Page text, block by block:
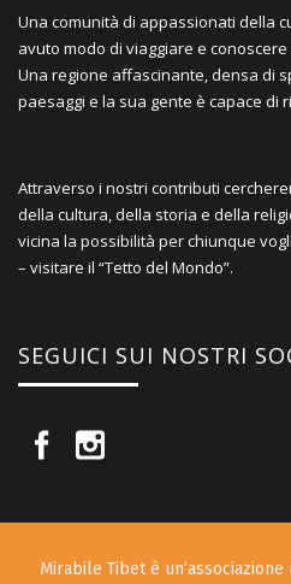
Una comunità di appassionati della
avuto modo di viaggiare e
Una regione affascinante, densa di
paesaggi e la sua gente è capace di
Attraverso i nostri contributi
della cultura, della storia e della
vicina la possibilità per chiunque
– visitare il “Tetto del Mondo”.
SEGUICI SUI NOSTRI
Mirabile Tibet è